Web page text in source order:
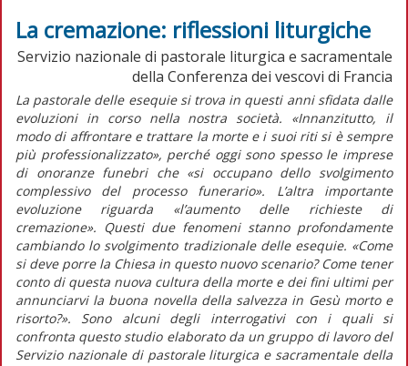
La cremazione: riflessioni liturgiche
Servizio nazionale di pastorale liturgica e sacramentale
della Conferenza dei vescovi di Francia
La pastorale delle esequie si trova in questi anni sfidata dalle
evoluzioni in corso nella nostra società. «Innanzitutto, il
modo di affrontare e trattare la morte e i suoi riti si è sempre
più professionalizzato», perché oggi sono spesso le imprese
di onoranze funebri che «si occupano dello svolgimento
complessivo del processo funerario». L’altra importante
evoluzione riguarda «l’aumento delle richieste di
cremazione». Questi due fenomeni stanno profondamente
cambiando lo svolgimento tradizionale delle esequie. «Come
si deve porre la Chiesa in questo nuovo scenario? Come tener
conto di questa nuova cultura della morte e dei fini ultimi per
annunciarvi la buona novella della salvezza in Gesù morto e
risorto?». Sono alcuni degli interrogativi con i quali si
confronta questo studio elaborato da un gruppo di lavoro del
Servizio nazionale di pastorale liturgica e sacramentale della